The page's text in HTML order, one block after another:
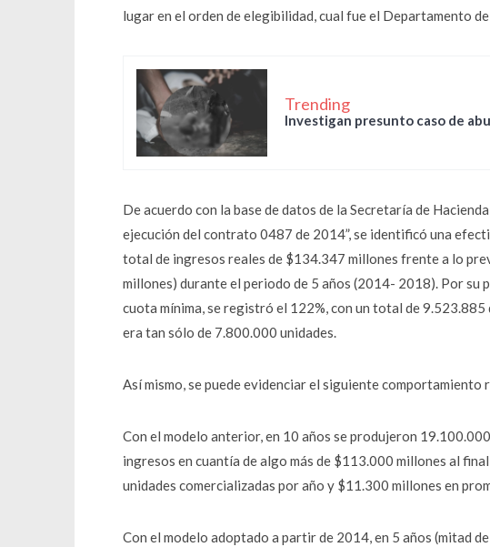
lugar en el orden de elegibilidad, cual fue el Departamento
Trending
Investigan presunto caso de
De acuerdo con la base de datos de la Secretaría de
ejecución del contrato 0487 de 2014”, se identificó una
total de ingresos reales de $134.347 millones frente a lo
millones) durante el periodo de 5 años (2014- 2018). Por su
cuota mínima, se registró el 122%, con un total de
era tan sólo de 7.800.000 unidades.
Así mismo, se puede evidenciar el siguiente
Con el modelo anterior, en 10 años se produjeron
ingresos en cuantía de algo más de $113.000 millones al
unidades comercializadas por año y $11.300 millones en
Con el modelo adoptado a partir de 2014, en 5 años (mitad